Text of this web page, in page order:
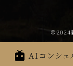
©2024